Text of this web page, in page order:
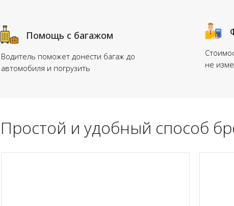
Водитель поможет донести багаж до
автомобиля и погрузить
Помощь с багажом
не
Простой и удобный способ